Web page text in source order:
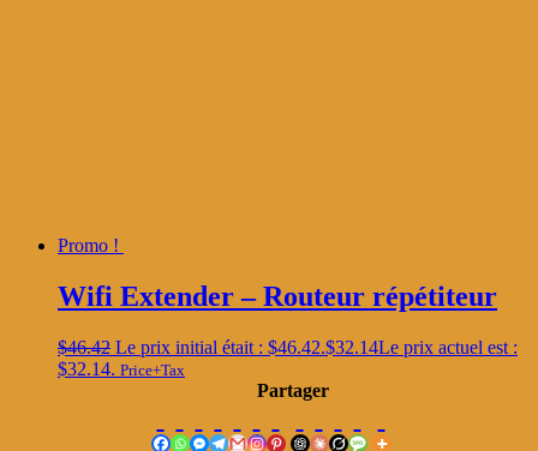
Promo !
Wifi Extender – Routeur répétiteur
$46.42 Le prix initial était : $46.42.$32.14Le prix actuel est :
$32.14. Price+Tax
Partager